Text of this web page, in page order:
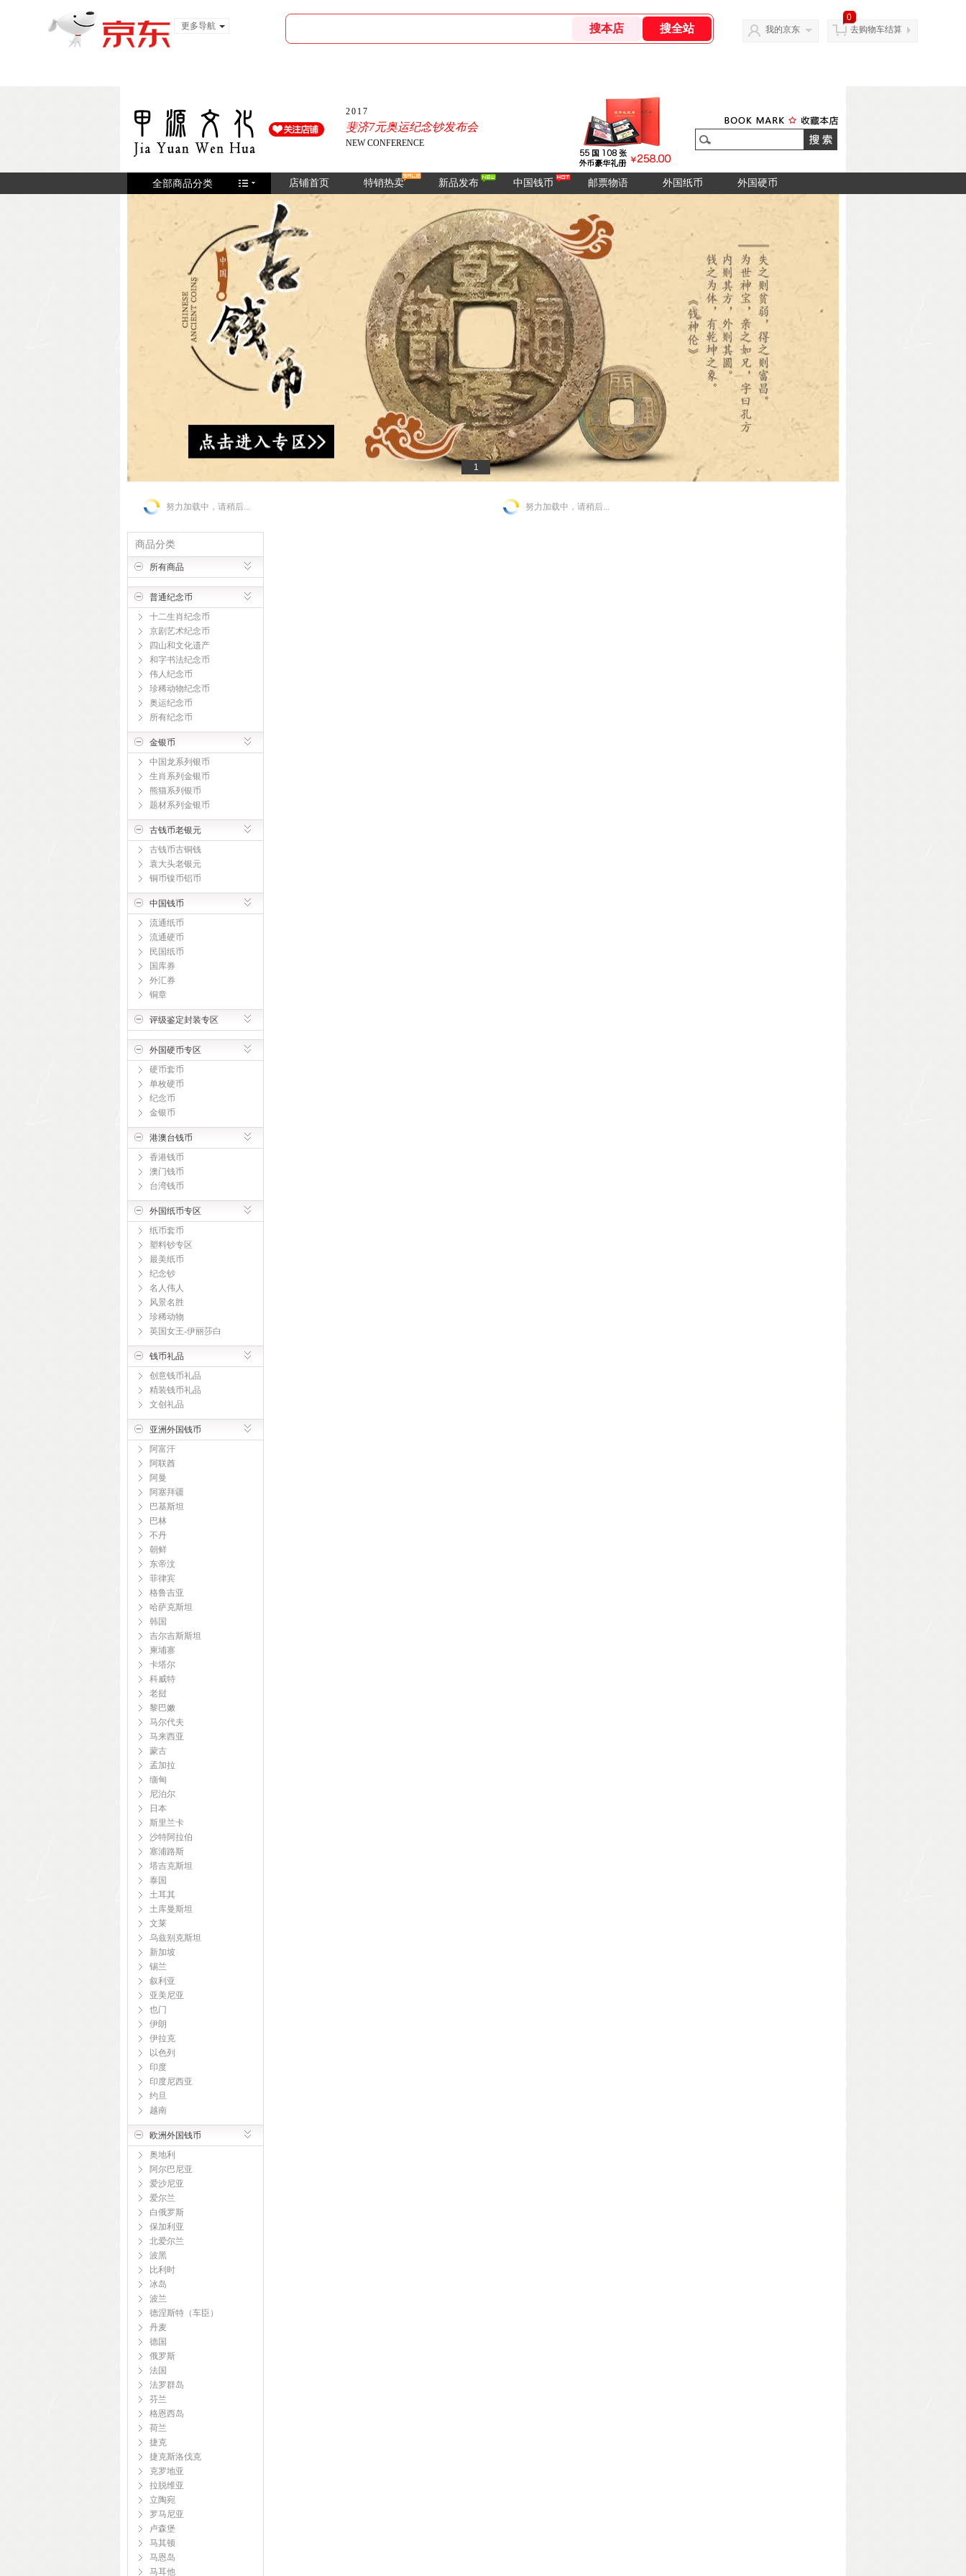
更多导航
我的京东
0
去购物车结算
2017
斐济7元奥运纪念钞发布会
NEW CONFERENCE
全部商品分类 店铺首页 特销热卖 新品发布 中国钱币 邮票物语 外国纸币 外国硬币
1
努力加载中，请稍后...
商品分类
所有商品
普通纪念币
十二生肖纪念币
京剧艺术纪念币
四山和文化遗产
和字书法纪念币
伟人纪念币
珍稀动物纪念币
奥运纪念币
所有纪念币
金银币
中国龙系列银币
生肖系列金银币
熊猫系列银币
题材系列金银币
古钱币老银元
古钱币古铜钱
袁大头老银元
铜币镍币铝币
中国钱币
流通纸币
流通硬币
民国纸币
国库券
外汇券
铜章
评级鉴定封装专区
外国硬币专区
硬币套币
单枚硬币
纪念币
金银币
港澳台钱币
香港钱币
澳门钱币
台湾钱币
外国纸币专区
纸币套币
塑料钞专区
最美纸币
纪念钞
名人伟人
风景名胜
珍稀动物
英国女王-伊丽莎白
钱币礼品
创意钱币礼品
精装钱币礼品
文创礼品
亚洲外国钱币
阿富汗
阿联酋
阿曼
阿塞拜疆
巴基斯坦
巴林
不丹
朝鲜
东帝汶
菲律宾
格鲁吉亚
哈萨克斯坦
韩国
吉尔吉斯斯坦
柬埔寨
卡塔尔
科威特
老挝
黎巴嫩
马尔代夫
马来西亚
蒙古
孟加拉
缅甸
尼泊尔
日本
斯里兰卡
沙特阿拉伯
塞浦路斯
塔吉克斯坦
泰国
土耳其
土库曼斯坦
文莱
乌兹别克斯坦
新加坡
锡兰
叙利亚
亚美尼亚
也门
伊朗
伊拉克
以色列
印度
印度尼西亚
约旦
越南
欧洲外国钱币
奥地利
阿尔巴尼亚
爱沙尼亚
爱尔兰
白俄罗斯
保加利亚
北爱尔兰
波黑
比利时
冰岛
波兰
德涅斯特（车臣）
丹麦
德国
俄罗斯
法国
法罗群岛
芬兰
格恩西岛
荷兰
捷克
捷克斯洛伐克
克罗地亚
拉脱维亚
立陶宛
罗马尼亚
卢森堡
马其顿
马恩岛
马耳他
努力加载中，请稍后...